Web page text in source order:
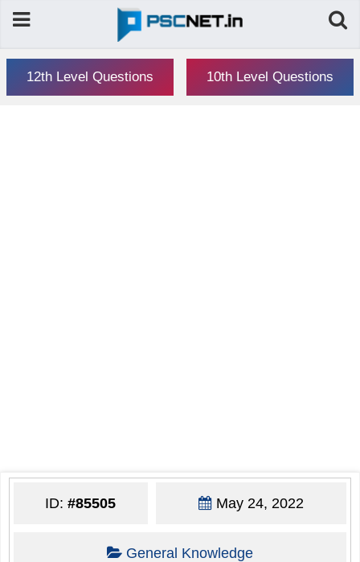
12th Level Questions 10th Level Questions
ID:#85505 May 24, 2022
General Knowledge